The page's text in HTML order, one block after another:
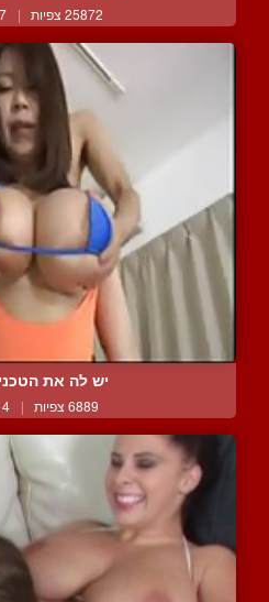
25872 צפיות | 7 המלצות
יש לה את
6889 צפיות | 4 המלצות